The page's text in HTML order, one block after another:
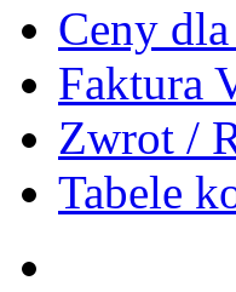
Ceny
Faktura
Zwrot /
Tabele